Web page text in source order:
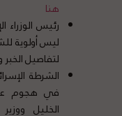
هنا
رئيس الوزراء
لتفاصيل
في هجوم
الخليل